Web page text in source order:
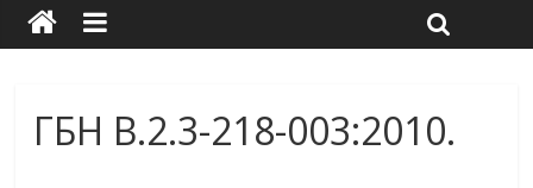
ГБН В.2.3-218-003:2010.